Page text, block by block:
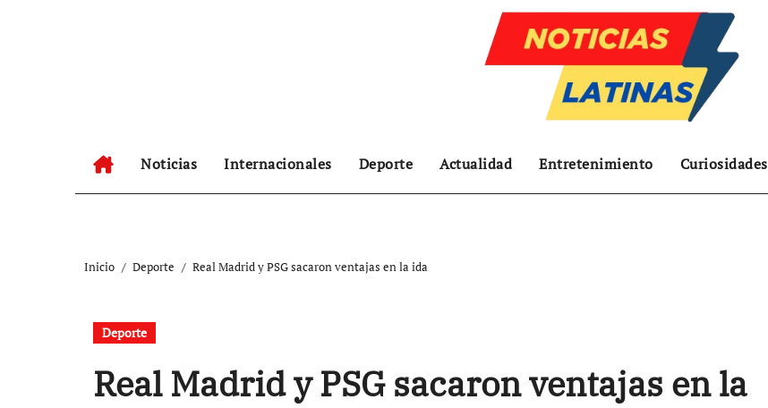
Noticias Internacionales Deporte Actualidad Entretenimiento Curiosidades
Inicio Deporte Real Madrid y PSG sacaron ventajas en la ida
Deporte
Real Madrid y PSG sacaron ventajas en la